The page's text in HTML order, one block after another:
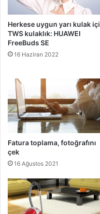
Herkese uygun yarı kulak içi
TWS kulaklık: HUAWEI
FreeBuds SE
16 Haziran 2022
Fatura toplama, fotoğrafını
çek
16 Ağustos 2021